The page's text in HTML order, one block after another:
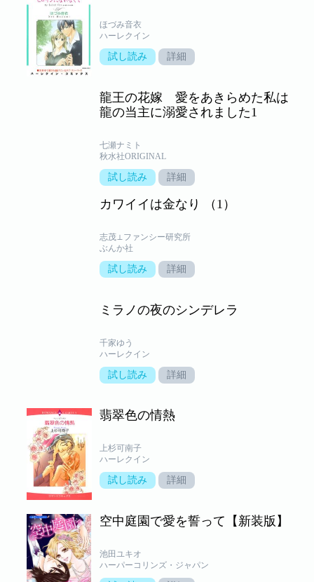
ほづみ音衣
ハーレクイン
試し読み 詳細
龍王の花嫁 愛をあきらめた私は
龍の当主に溺愛されました1
七瀬ナミト
秋水社ORIGINAL
試し読み 詳細
カワイイは金なり （1）
志茂⊥ファンシー研究所
ぶんか社
試し読み 詳細
ミラノの夜のシンデレラ
千家ゆう
ハーレクイン
試し読み 詳細
翡翠色の情熱
上杉可南子
ハーレクイン
試し読み 詳細
空中庭園で愛を誓って【新装版】
池田ユキオ
ハーパーコリンズ・ジャパン